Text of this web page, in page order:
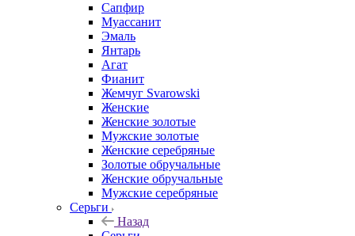
Сапфир
Муассанит
Эмаль
Янтарь
Агат
Фианит
Жемчуг Svarowski
Женские
Женские золотые
Мужские золотые
Женские серебряные
Золотые обручальные
Женские обручальные
Мужские серебряные
Серьги
Назад